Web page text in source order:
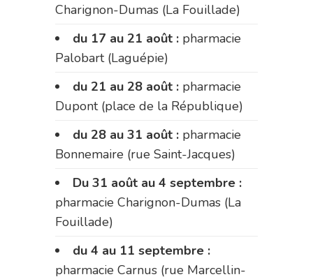
Charignon-Dumas (La Fouillade)
du 17 au 21 août : pharmacie
Palobart (Laguépie)
du 21 au 28 août : pharmacie
Dupont (place de la République)
du 28 au 31 août : pharmacie
Bonnemaire (rue Saint-Jacques)
Du 31 août au 4 septembre :
pharmacie Charignon-Dumas (La
Fouillade)
du 4 au 11 septembre :
pharmacie Carnus (rue Marcellin-